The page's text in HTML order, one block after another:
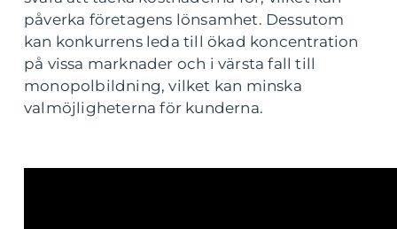
påverka företagens lönsamhet. Dessutom
kan konkurrens leda till ökad koncentration
på vissa marknader och i värsta fall till
monopolbildning, vilket kan minska
valmöjligheterna för kunderna.